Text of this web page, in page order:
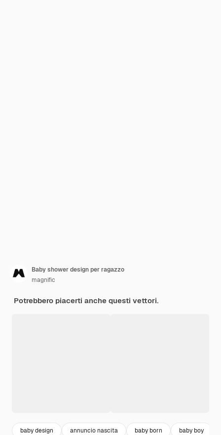
Baby shower design per ragazzo
magnific
Potrebbero piacerti anche questi vettori.
baby design annuncio nascita baby born baby boy